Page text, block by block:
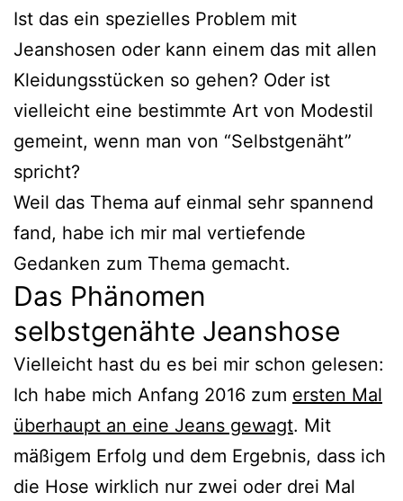
Ist das ein spezielles Problem mit
Jeanshosen oder kann einem das mit allen
Kleidungsstücken so gehen? Oder ist
vielleicht eine bestimmte Art von Modestil
gemeint, wenn man von “Selbstgenäht”
spricht?
Weil das Thema auf einmal sehr spannend
fand, habe ich mir mal vertiefende
Gedanken zum Thema gemacht.
Das Phänomen
selbstgenähte Jeanshose
Vielleicht hast du es bei mir schon gelesen:
Ich habe mich Anfang 2016 zum ersten Mal
überhaupt an eine Jeans gewagt. Mit
mäßigem Erfolg und dem Ergebnis, dass ich
die Hose wirklich nur zwei oder drei Mal